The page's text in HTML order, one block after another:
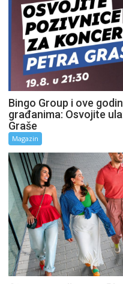
Bingo Group i ove
građanima: Osvojite
Graše
Magazin